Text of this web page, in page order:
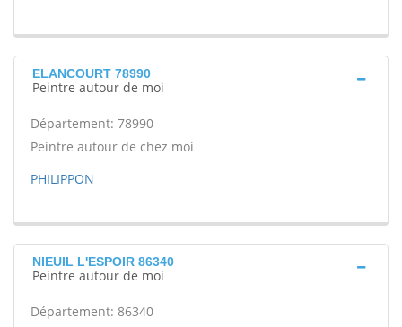
ELANCOURT 78990
Peintre autour de moi
Département: 78990
Peintre autour de chez moi
PHILIPPON
NIEUIL L'ESPOIR 86340
Peintre autour de moi
Département: 86340